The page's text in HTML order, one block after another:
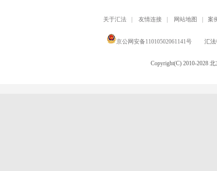
关于汇法 友情连接 网站地图 案
京公网安备11010502061141号 汇法
Copyright(C) 2010-2028